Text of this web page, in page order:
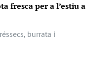
fresca per a l’estiu a
burrata i